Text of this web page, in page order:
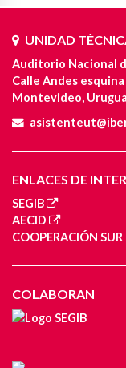
UNIDAD
Auditorio Nacional
Calle Andes
Montevideo,
ENLACES DE
SEGIB
AECID
COOPERACIÓN SUR
COLABORAN